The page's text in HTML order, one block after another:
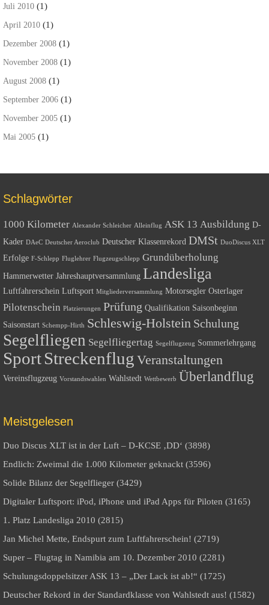
Juli 2010 (1)
April 2010 (1)
Dezember 2008 (1)
November 2008 (1)
August 2008 (1)
September 2006 (1)
November 2005 (1)
Mai 2005 (1)
Schlagwörter
1000 Kilometer Alexander Schleicher Alleinflug ASK 13 Ausbildung D-
Kader DAeC Deutscher Aeroclub Deutscher Klassenrekord DMSt DuoDiscus XLT
Erfolge F-Schlepp Fluglehrer Flugzeugschlepp Grundüberholung
Hammerwetter Jahreshauptversammlung Landesliga
Luftfahrerschein Luftsport Mitgliederversammlung Motorsegler Osterlager
Pilotenschein Platzierungen Prüfung Qualifikation Saisonbeginn
Saisonstart Schempp-Hirth Schleswig-Holstein Schulung
Segelfliegen Segelfliegertag Segelflugzeug Sommerlehrgang
SportStreckenflug Veranstaltungen
Vereinsflugzeug Vorstandswahlen Wahlstedt Wettbewerb Überlandflug
Meistgelesen
Duo Discus XLT ist in der Luft – D-KCSE ‚DD‘ (3898)
Endlich: Zweimal die 1.000 Kilometer geknackt (3596)
Solide Bilanz der Segelflieger (3429)
Digitaler Luftsport: iPod, iPhone und iPad Apps für Piloten (3165)
1. Platz Landesliga 2010 (2815)
Jan Michel Mette, Endspurt zum Luftfahrerschein! (2719)
Super – Flugtag in Namibia am 10. Dezember 2010 (2281)
Schulungsdoppelsitzer ASK 13 – „Der Lack ist ab!“ (1725)
Deutscher Rekord in der Standardklasse von Wahlstedt aus! (1582)